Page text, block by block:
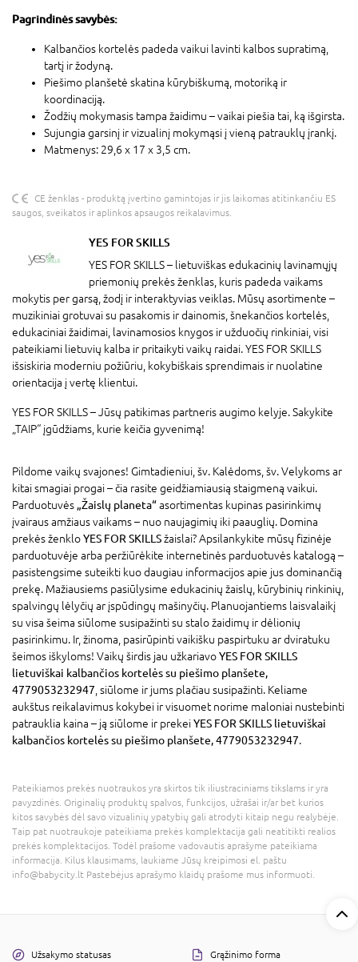
Pagrindinės savybės:
Kalbančios kortelės padeda vaikui lavinti kalbos supratimą,
tartį ir žodyną.
Piešimo planšetė skatina kūrybiškumą, motoriką ir
koordinaciją.
Žodžių mokymasis tampa žaidimu – vaikai piešia tai, ką išgirsta.
Sujungia garsinį ir vizualinį mokymąsi į vieną patrauklų įrankį.
Matmenys: 29,6 x 17 x 3,5 cm.
CE ženklas - produktą įvertino gamintojas ir jis laikomas atitinkančiu ES
saugos, sveikatos ir aplinkos apsaugos reikalavimus.
YES FOR SKILLS
YES FOR SKILLS – lietuviškas edukacinių lavinamųjų
priemonių prekės ženklas, kuris padeda vaikams
mokytis per garsą, žodį ir interaktyvias veiklas. Mūsų asortimente –
muzikiniai grotuvai su pasakomis ir dainomis, šnekančios kortelės,
edukaciniai žaidimai, lavinamosios knygos ir užduočių rinkiniai, visi
pateikiami lietuvių kalba ir pritaikyti vaikų raidai. YES FOR SKILLS
išsiskiria moderniu požiūriu, kokybiškais sprendimais ir nuolatine
orientacija į vertę klientui.
YES FOR SKILLS – Jūsų patikimas partneris augimo kelyje. Sakykite
„TAIP“ įgūdžiams, kurie keičia gyvenimą!
Pildome vaikų svajones! Gimtadieniui, šv. Kalėdoms, šv. Velykoms ar
kitai smagiai progai – čia rasite geidžiamiausią staigmeną vaikui.
Parduotuvės „Žaislų planeta“asortimentas kupinas pasirinkimų
įvairaus amžiaus vaikams – nuo naujagimių iki paauglių. Domina
prekės ženkloYES FOR SKILLSžaislai? Apsilankykite mūsų fizinėje
parduotuvėje arba peržiūrėkite internetinės parduotuvės katalogą –
pasistengsime suteikti kuo daugiau informacijos apie jus dominančią
prekę. Mažiausiems pasiūlysime edukacinių žaislų, kūrybinių rinkinių,
spalvingų lėlyčių ar įspūdingų mašinyčių. Planuojantiems laisvalaikį
su visa šeima siūlome susipažinti su stalo žaidimų ir dėlionių
pasirinkimu. Ir, žinoma, pasirūpinti vaikišku paspirtuku ar dviratuku
šeimos iškyloms! Vaikų širdis jau užkariavoYES FOR SKILLS
lietuviškai kalbančios kortelės su piešimo planšete,
4779053232947, siūlome ir jums plačiau susipažinti. Keliame
aukštus reikalavimus kokybei ir visuomet norime maloniai nustebinti
patrauklia kaina – ją siūlome ir prekeiYES FOR SKILLS lietuviškai
kalbančios kortelės su piešimo planšete, 4779053232947.
Pateikiamos prekės nuotraukos yra skirtos tik iliustraciniams tikslams ir yra
pavyzdinės. Originalių produktų spalvos, funkcijos, užrašai ir/ar bet kurios
kitos savybės dėl savo vizualinių ypatybių gali atrodyti kitaip negu realybėje.
Taip pat nuotraukoje pateikiama prekės komplektacija gali neatitikti realios
prekės komplektacijos. Todėl prašome vadovautis aprašyme pateikiama
informacija. Kilus klausimams, laukiame Jūsų kreipimosi el. paštu
info@babycity.lt Pastebėjus aprašymo klaidų prašome mus informuoti.
Užsakymo statusas Grąžinimo forma